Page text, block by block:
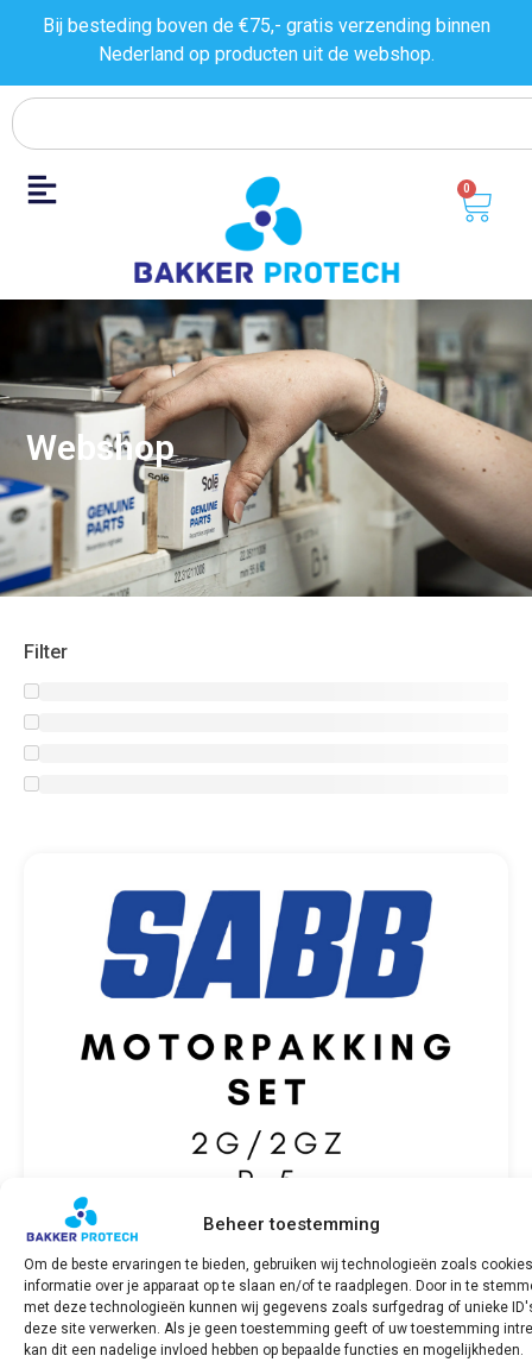
Beheer toestemming
Om de beste ervaringen te bieden, gebruiken wij technologieën zoals
informatie over je apparaat op te slaan en/of te raadplegen. Door in te
met deze technologieën kunnen wij gegevens zoals surfgedrag of unieke
deze site verwerken. Als je geen toestemming geeft of uw toestemming
kan dit een nadelige invloed hebben op bepaalde functies en mogelijkheden.
Bij besteding boven de €75,- gratis verzending binnen
Nederland op producten uit de webshop.
0
Webshop
Filter
Motorpakkingset SABB 2G/2GZ P-05
€ 383,57 incl. BTW